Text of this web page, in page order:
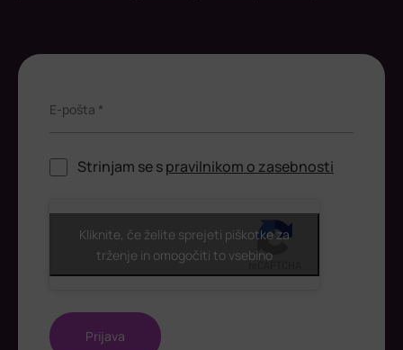
E-pošta *
Strinjam se spravilnikom o zasebnosti
ReCaptcha
Kliknite, če želite sprejeti piškotke za
trženje in omogočiti to vsebino